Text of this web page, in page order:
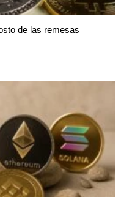
de las remesas